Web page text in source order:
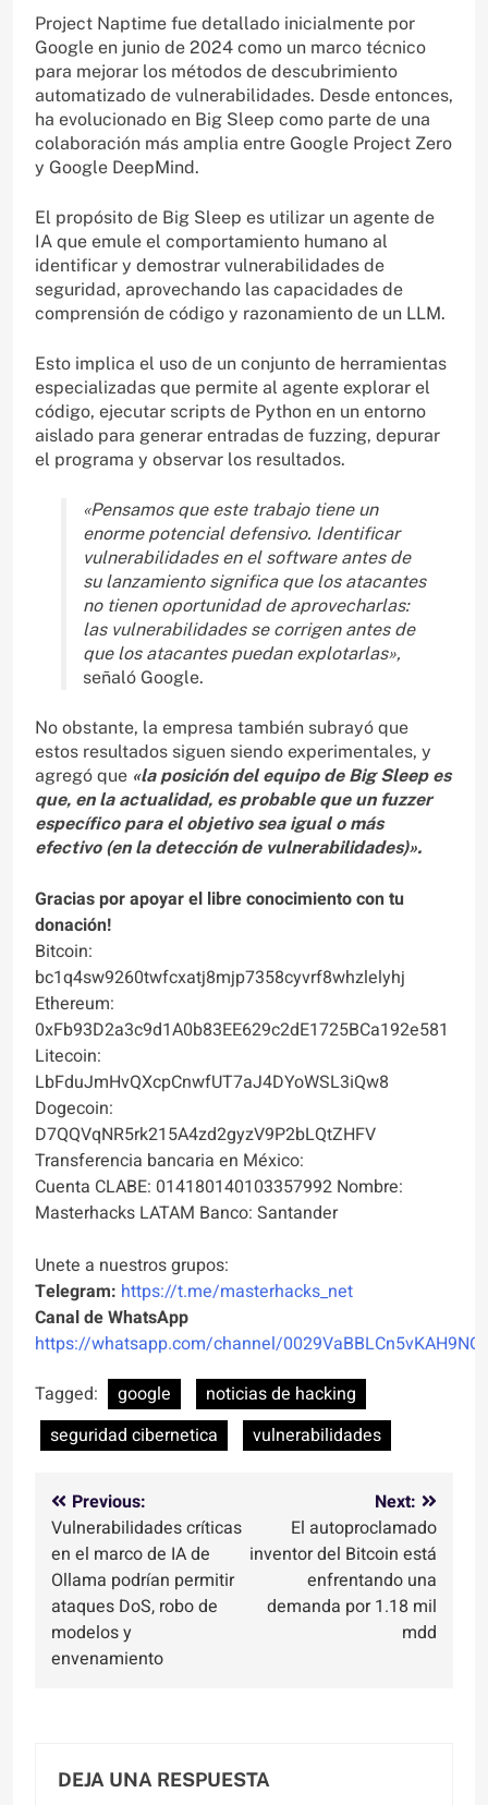
Project Naptime fue detallado inicialmente por
Google en junio de 2024 como un marco técnico
para mejorar los métodos de descubrimiento
automatizado de vulnerabilidades. Desde entonces,
ha evolucionado en Big Sleep como parte de una
colaboración más amplia entre Google Project Zero
y Google DeepMind.
El propósito de Big Sleep es utilizar un agente de
IA que emule el comportamiento humano al
identificar y demostrar vulnerabilidades de
seguridad, aprovechando las capacidades de
comprensión de código y razonamiento de un LLM.
Esto implica el uso de un conjunto de herramientas
especializadas que permite al agente explorar el
código, ejecutar scripts de Python en un entorno
aislado para generar entradas de fuzzing, depurar
el programa y observar los resultados.
«Pensamos que este trabajo tiene un
enorme potencial defensivo. Identificar
vulnerabilidades en el software antes de
su lanzamiento significa que los atacantes
no tienen oportunidad de aprovecharlas:
las vulnerabilidades se corrigen antes de
que los atacantes puedan explotarlas»,
señaló Google.
No obstante, la empresa también subrayó que
estos resultados siguen siendo experimentales, y
agregó que «la posición del equipo de Big Sleep es
que, en la actualidad, es probable que un fuzzer
específico para el objetivo sea igual o más
efectivo (en la detección de vulnerabilidades)».
Gracias por apoyar el libre conocimiento con tu
donación!
Bitcoin:
bc1q4sw9260twfcxatj8mjp7358cyvrf8whzlelyhj
Ethereum:
0xFb93D2a3c9d1A0b83EE629c2dE1725BCa192e581
Litecoin:
LbFduJmHvQXcpCnwfUT7aJ4DYoWSL3iQw8
Dogecoin:
D7QQVqNR5rk215A4zd2gyzV9P2bLQtZHFV
Transferencia bancaria en México:
Cuenta CLABE: 014180140103357992 Nombre:
Masterhacks LATAM Banco: Santander
Unete a nuestros grupos:
Telegram: https://t.me/masterhacks_net
Canal de WhatsApp
https://whatsapp.com/channel/
Tagged:
google
noticias de hacking
seguridad cibernetica
vulnerabilidades
Navegación
de
entradas
Previous:
Vulnerabilidades críticas
en el marco de IA de
Ollama podrían permitir
ataques DoS, robo de
modelos y
envenamiento
Next:
El autoproclamado
inventor del Bitcoin está
enfrentando una
demanda por 1.18 mil
mdd
DEJA UNA RESPUESTA